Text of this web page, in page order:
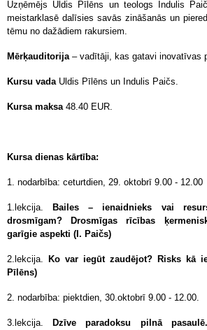
Uzņēmējs Uldis Pīlēns un teologs Indulis
meistarklasē dalīsies savās zināšanās un
tēmu no dažādiem rakursiem.
Mērķauditorija– vadītāji, kas gatavi inovatīvas
Kursu vada Uldis Pīlēns un Indulis Paičs.
Kursa maksa48.40 EUR.
Kursa dienas kārtība:
1. nodarbība: ceturtdien, 29. oktobrī 9.00 - 12.00
1.lekcija.
Bailes – ienaidnieks vai
drosmīgam? Drosmīgas rīcības
garīgie aspekti (I. Paičs)
2.lekcija.
Ko var iegūt zaudējot? Risks kā
Pīlēns)
2. nodarbība: piektdien, 30.oktobrī 9.00 - 12.00.
3.lekcija.
Dzīve paradoksu pilnā